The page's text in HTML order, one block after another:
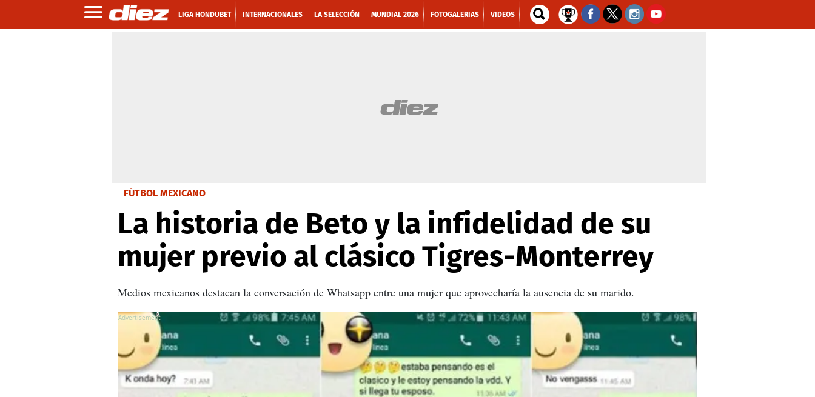
LIGA HONDUBET INTERNACIONALES LA SELECCIÓN MUNDIAL 2026 FOTOGALERIAS VIDEOS
FÚTBOL MEXICANO
La historia de Beto y la infidelidad de su
mujer previo al clásico Tigres-Monterrey
Medios mexicanos destacan la conversación de Whatsapp entre una mujer que aprovecharía la ausencia de su marido.
X
X
X
X
X